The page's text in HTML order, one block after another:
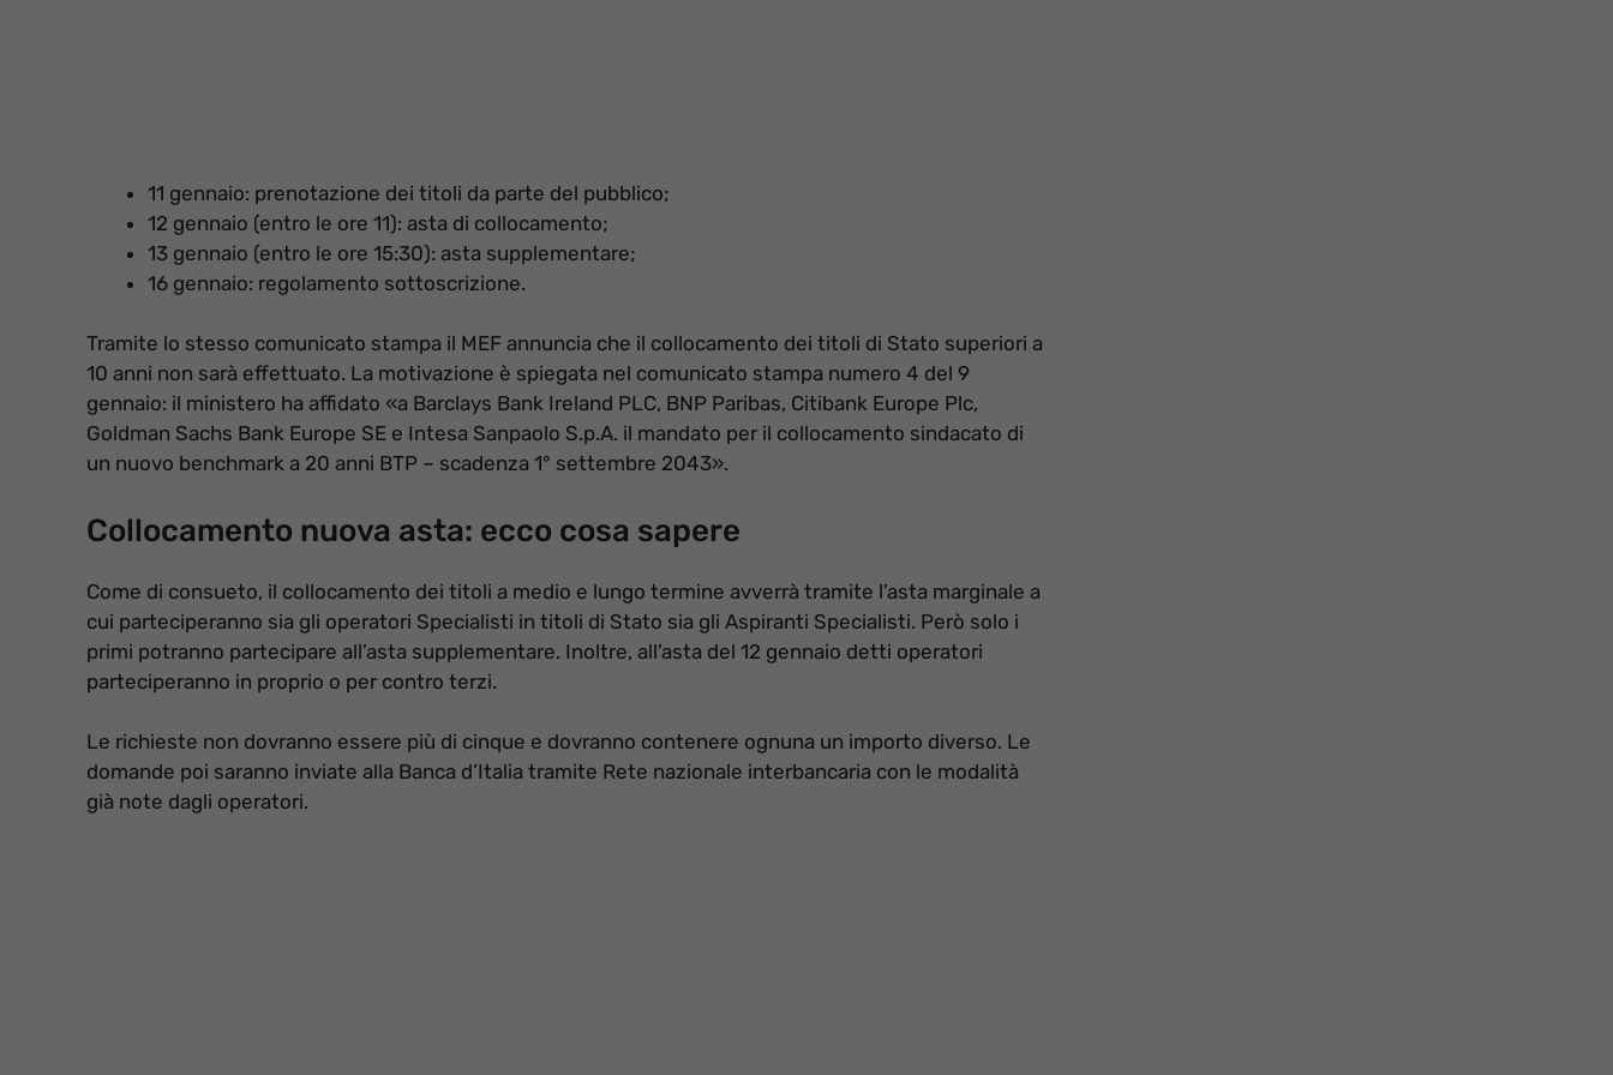
11 gennaio: prenotazione dei titoli da parte del pubblico;
12 gennaio (entro le ore 11): asta di collocamento;
13 gennaio (entro le ore 15:30): asta supplementare;
16 gennaio: regolamento sottoscrizione.
Tramite lo stesso comunicato stampa il MEF annuncia che il collocamento dei titoli di Stato superiori a
10 anni non sarà effettuato. La motivazione è spiegata nel comunicato stampa numero 4 del 9
gennaio: il ministero ha affidato «a Barclays Bank Ireland PLC, BNP Paribas, Citibank Europe Plc,
Goldman Sachs Bank Europe SE e Intesa Sanpaolo S.p.A. il mandato per il collocamento sindacato di
un nuovo benchmark a 20 anni BTP – scadenza 1° settembre 2043».
Collocamento nuova asta: ecco cosa sapere
Come di consueto, il collocamento dei titoli a medio e lungo termine avverrà tramite l’asta marginale a
cui parteciperanno sia gli operatori Specialisti in titoli di Stato sia gli Aspiranti Specialisti. Però solo i
primi potranno partecipare all’asta supplementare. Inoltre, all’asta del 12 gennaio detti operatori
parteciperanno in proprio o per contro terzi.
Le richieste non dovranno essere più di cinque e dovranno contenere ognuna un importo diverso. Le
domande poi saranno inviate alla Banca d’Italia tramite Rete nazionale interbancaria con le modalità
già note dagli operatori.